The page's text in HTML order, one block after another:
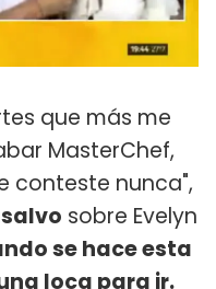
que más me
MasterChef,
conteste nunca",
sobre Evelyn
se hace esta
loca para ir.